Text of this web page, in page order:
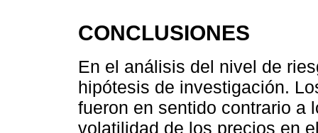
CONCLUSIONES
En el análisis del nivel de
hipótesis de investigación.
fueron en sentido contrario a
volatilidad de los precios en